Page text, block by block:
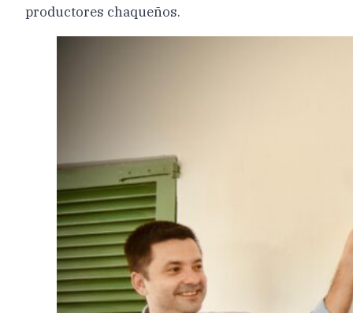
productores chaqueños.